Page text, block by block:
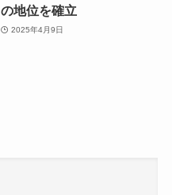
の地位を確立
2025年4月9日